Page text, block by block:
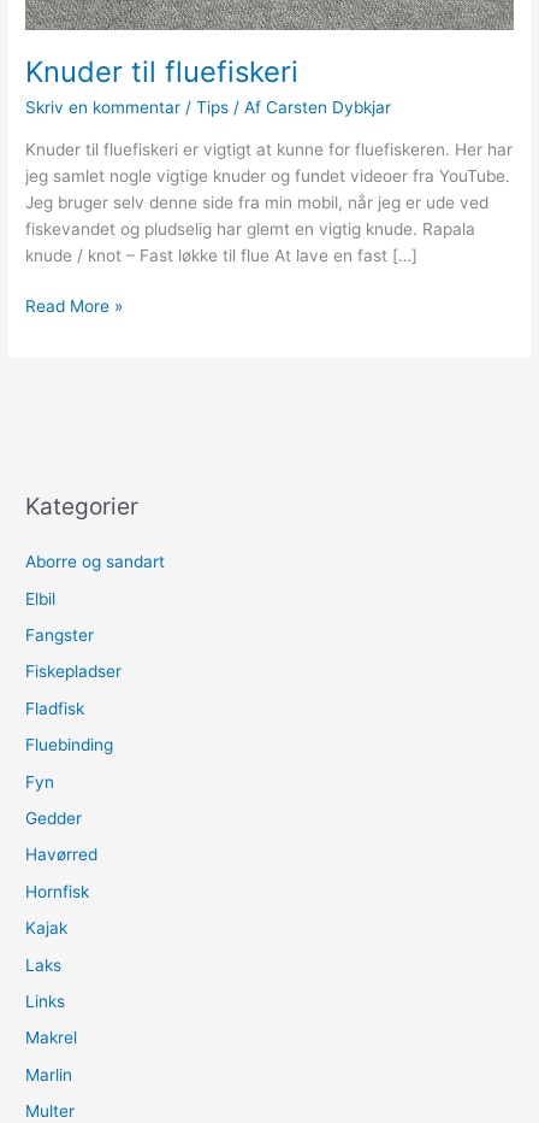
Knuder til fluefiskeri
Skriv en kommentar /Tips / AfCarsten Dybkjar
Knuder til fluefiskeri er vigtigt at kunne for fluefiskeren. Her har
jeg samlet nogle vigtige knuder og fundet videoer fra YouTube.
Jeg bruger selv denne side fra min mobil, når jeg er ude ved
fiskevandet og pludselig har glemt en vigtig knude. Rapala
knude / knot – Fast løkke til flue At lave en fast […]
Knuder
Read More »
Kategorier
Aborre og sandart
Elbil
Fangster
Fiskepladser
Fladfisk
Fluebinding
Fyn
Gedder
Havørred
Hornfisk
Kajak
Laks
Links
Makrel
Marlin
Multer